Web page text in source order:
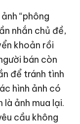
“phông
nhắn chủ đề,
khoản rồi
bán còn
để tránh tình
hình ảnh có
là ảnh mua lại.
cầu không